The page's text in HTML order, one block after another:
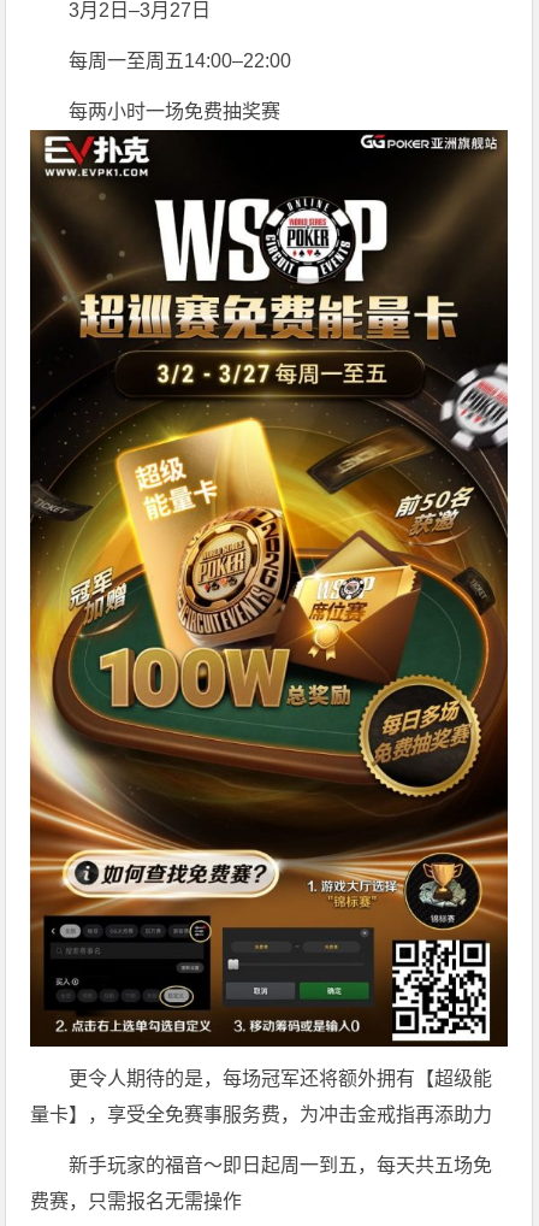
3月2日–3月27日
每周一至周五14:00–22:00
每两小时一场免费抽奖赛
更令人期待的是，每场冠军还将额外拥有【超级能
量卡】，享受全免赛事服务费，为冲击金戒指再添助力
新手玩家的福音～即日起周一到五，每天共五场免
费赛，只需报名无需操作